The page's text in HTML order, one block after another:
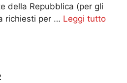
della Repubblica (per gli
richiesti per … Leggi tutto